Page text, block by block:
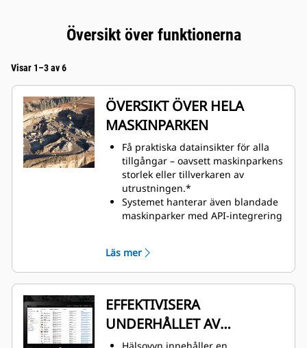
Översikt över funktionerna
Visar 1–3 av 6
ÖVERSIKT ÖVER HELA
MASKINPARKEN
Få praktiska datainsikter för alla
tillgångar – oavsett maskinparkens
storlek eller tillverkaren av
utrustningen.*
Systemet hanterar även blandade
maskinparker med API-integrering
tillverkare.
Organisera information om
maskinparken för effektiv,
anpassad visning.
Övervaka tillgångar som du äger,
hyr eller leasar.
Förenkla hantering av stora
Läs mer
EFFEKTIVISERA
UNDERHÅLLET AV
MASKINPARKEN